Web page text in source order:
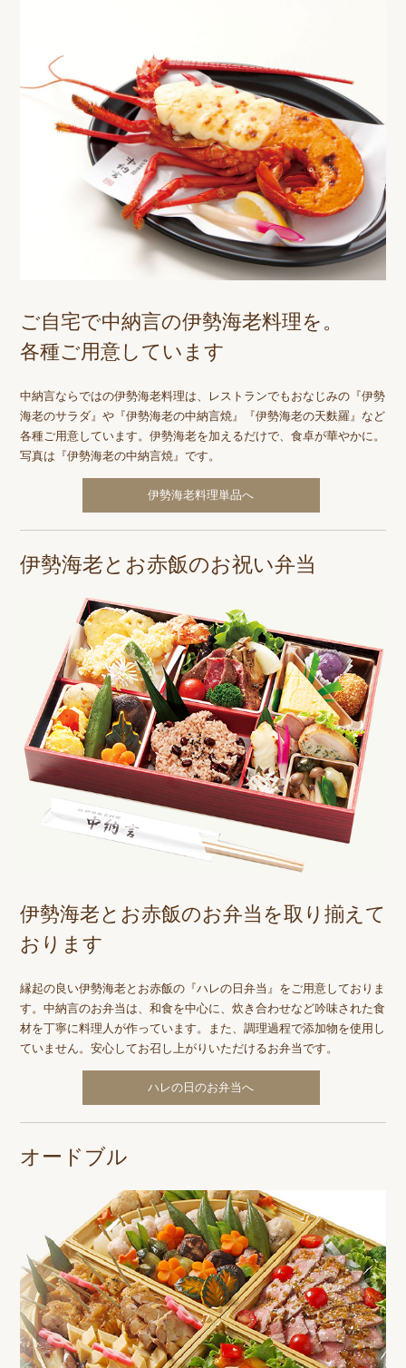
ご自宅で中納言の伊勢海老料理を。
各種ご用意しています
中納言ならではの伊勢海老料理は、レストランでもおなじみの『伊勢
海老のサラダ』や『伊勢海老の中納言焼』『伊勢海老の天麩羅』など
各種ご用意しています。伊勢海老を加えるだけで、食卓が華やかに。
写真は『伊勢海老の中納言焼』です。
伊勢海老料理単品へ
伊勢海老とお赤飯のお祝い弁当
伊勢海老とお赤飯のお弁当を取り揃えて
おります
縁起の良い伊勢海老とお赤飯の『ハレの日弁当』をご用意しておりま
す。中納言のお弁当は、和食を中心に、炊き合わせなど吟味された食
材を丁寧に料理人が作っています。また、調理過程で添加物を使用し
ていません。安心してお召し上がりいただけるお弁当です。
ハレの日のお弁当へ
オードブル